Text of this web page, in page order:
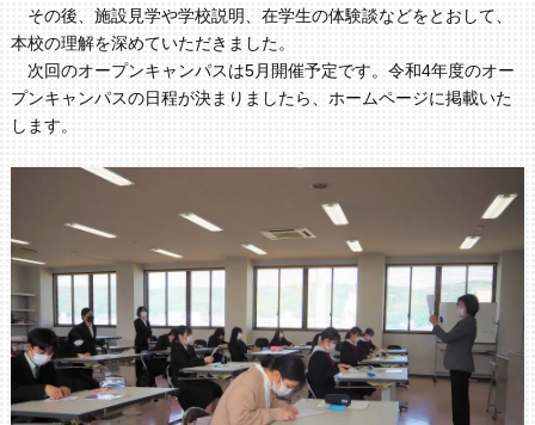
その後、施設見学や学校説明、在学生の体験談などをとおして、
本校の理解を深めていただきました。
次回のオープンキャンパスは5月開催予定です。令和4年度のオー
プンキャンパスの日程が決まりましたら、ホームページに掲載いた
します。